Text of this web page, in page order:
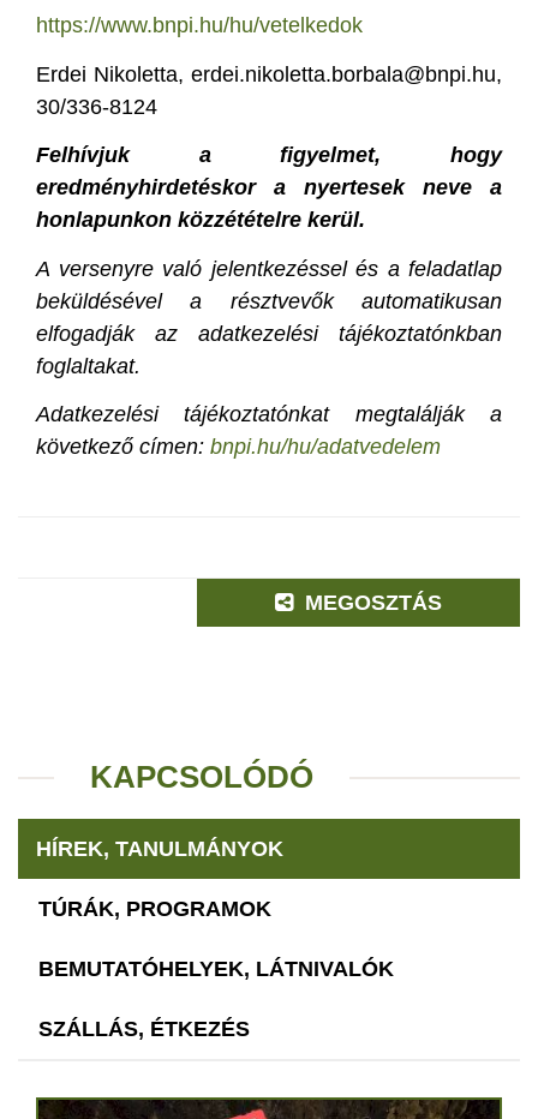
https://www.bnpi.hu/hu/vetelkedok
Erdei Nikoletta, erdei.nikoletta.borbala@bnpi.hu,
30/336-8124
Felhívjuk a figyelmet, hogy
eredményhirdetéskor a nyertesek neve a
honlapunkon közzétételre kerül.
A versenyre való jelentkezéssel és a feladatlap
beküldésével a résztvevők automatikusan
elfogadják az adatkezelési tájékoztatónkban
foglaltakat.
Adatkezelési tájékoztatónkat megtalálják a
következő címen: bnpi.hu/hu/adatvedelem
MEGOSZTÁS
KAPCSOLÓDÓ
HÍREK, TANULMÁNYOK
TÚRÁK, PROGRAMOK
BEMUTATÓHELYEK, LÁTNIVALÓK
SZÁLLÁS, ÉTKEZÉS